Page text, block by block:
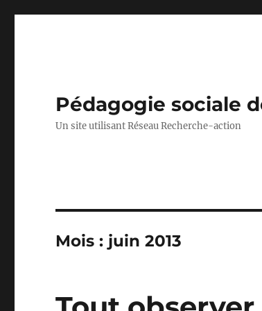
Pédagogie sociale
Un site utilisant Réseau Recherche-action
Mois : juin 2013